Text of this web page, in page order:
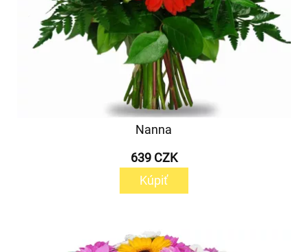
Nanna
639 CZK
Kúpiť